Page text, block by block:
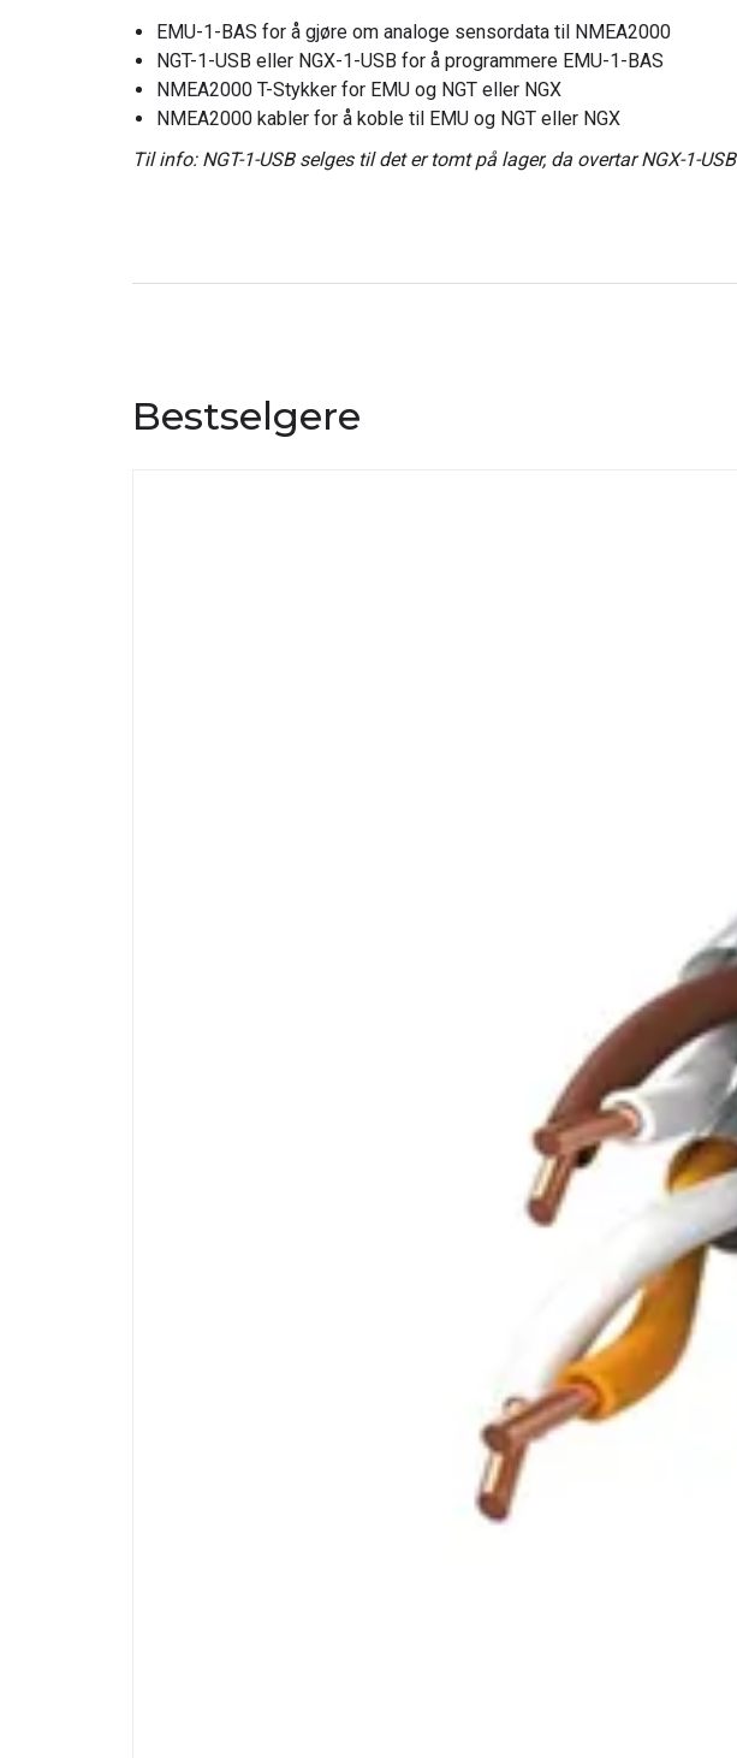
EMU-1-BAS for å gjøre om analoge sensordata til NMEA2000
NGT-1-USB eller NGX-1-USB for å programmere EMU-1-BAS
NMEA2000 T-Stykker for EMU og NGT eller NGX
NMEA2000 kabler for å koble til EMU og NGT eller NGX
Til info: NGT-1-USB selges til det er tomt på lager, da overtar NGX-1-USB
Bestselgere